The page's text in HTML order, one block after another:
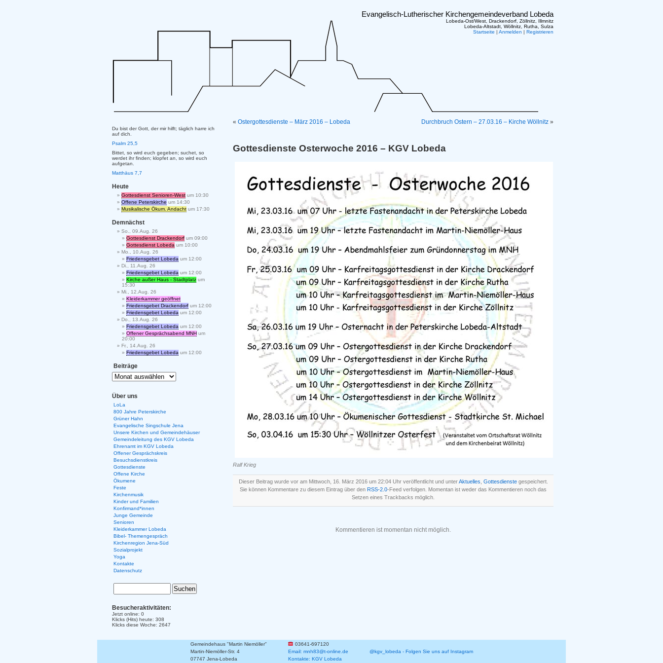
Evangelisch-Lutherischer Kirchengemeindeverband Lobeda
Lobeda-Ost/West, Drackendorf, Zöllnitz, Illmnitz
Lobeda-Altstadt, Wöllnitz, Rutha, Sulza
Startseite | Anmelden | Registrieren
« Ostergottesdienste – März 2016 – Lobeda Durchbruch Ostern – 27.03.16 – Kirche Wöllnitz »
Gottesdienste Osterwoche 2016 – KGV Lobeda
Ralf Krieg
Dieser Beitrag wurde vor am Mittwoch, 16. März 2016 um 22:04 Uhr veröffentlicht und unterAktuelles Gottesdienstegespeichert.
Sie können Kommentare zu diesem Eintrag über den RSS-2.0-Feed verfolgen. Momentan ist weder das Kommentieren noch das
Setzen eines Trackbacks möglich.
Kommentieren ist momentan nicht möglich.
Du bist der Gott, der mir hilft; täglich harre ich
auf dich.
Psalm 25,5
Bittet, so wird euch gegeben; suchet, so
werdet ihr finden; klopfet an, so wird euch
aufgetan.
Matthäus 7,7
Heute
Gottesdienst Senioren-West um 10:30
Offene Peterskirche um 14:30
Musikalische Ökum. Andacht um 17:30
Demnächst
So., 09.Aug. 26
Gottesdienst Drackendorf um 09:00
Gottesdienst Lobeda um 10:00
Mo., 10.Aug. 26
Friedensgebet Lobeda um 12:00
Di., 11.Aug. 26
Friedensgebet Lobeda um 12:00
Kirche außer Haus - Stadtplatz um
15:30
Mi., 12.Aug. 26
Kleiderkammer geöffnet
Friedensgebet Drackendorf um 12:00
Friedensgebet Lobeda um 12:00
Do., 13.Aug. 26
Friedensgebet Lobeda um 12:00
Offener Gesprächsabend MNH um
20:00
Fr., 14.Aug. 26
Friedensgebet Lobeda um 12:00
Beiträge
Über uns
LoLa
800 Jahre Peterskirche
Grüner Hahn
Evangelische Singschule Jena
Unsere Kirchen und Gemeindehäuser
Gemeindeleitung des KGV Lobeda
Ehrenamt im KGV Lobeda
Offener Gesprächskreis
Besuchsdienstkreis
Gottesdienste
Offene Kirche
Ökumene
Feste
Kirchenmusik
Kinder und Familien
Konfirmand*innen
Junge Gemeinde
Senioren
Kleiderkammer Lobeda
Bibel- Themengespräch
Kirchenregion Jena-Süd
Sozialprojekt
Yoga
Kontakte
Datenschutz
Besucheraktivitäten:
Jetzt online: 0
Klicks (Hits) heute: 308
Klicks diese Woche: 2647
Gemeindehaus "Martin Niemöller"
03641-697120
Martin-Niemöller-Str. 4
Email: mnh83@t-online.de
@kgv_lobeda - Folgen Sie uns auf Instagram
07747 Jena-Lobeda
Kontakte: KGV Lobeda